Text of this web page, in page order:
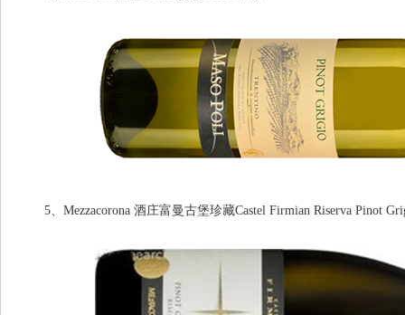
5、Mezzacorona 酒庄富曼古堡珍藏Castel Firmian Riserva Pinot